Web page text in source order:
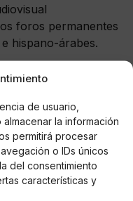
de usuario,
la información
permitirá procesar
o IDs únicos
del consentimiento
características y
foros permanentes
hispano-árabes.
de la gran
quieren. Hemos
con la firma
así como en
sostenible,
europeas en